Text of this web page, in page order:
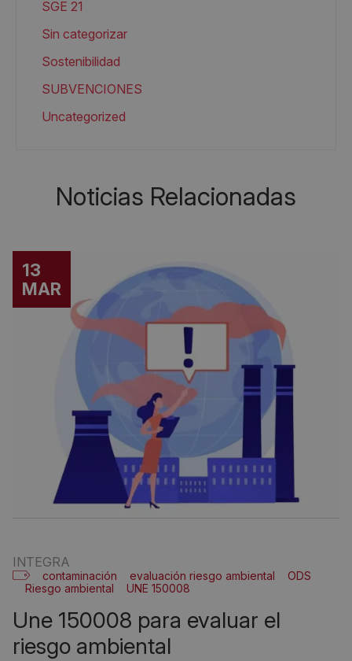
SGE 21
Sin categorizar
Sostenibilidad
SUBVENCIONES
Uncategorized
Noticias Relacionadas
13
MAR
INTEGRA
contaminación evaluación riesgo ambiental
ODS
Riesgo ambiental
UNE 150008
une 150008 para evaluar el
riesgo ambiental